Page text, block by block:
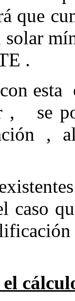
que
.
esta
, se
,
caso
el